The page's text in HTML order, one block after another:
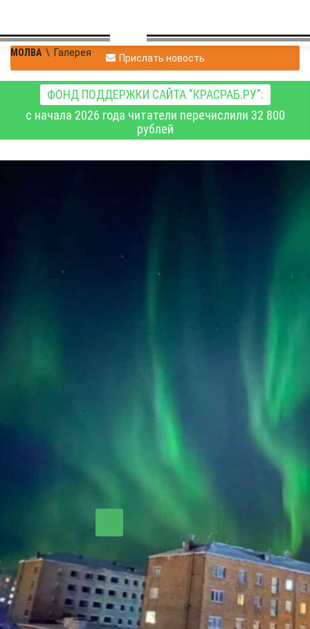
МОЛВА \ Галерея Прислать новость
ФОНД ПОДДЕРЖКИ САЙТА "КРАСРАБ.РУ":
с начала 2026 года читатели перечислили 32 800
рублей
Северное сияние в Игарке. Снимок прислал читатель